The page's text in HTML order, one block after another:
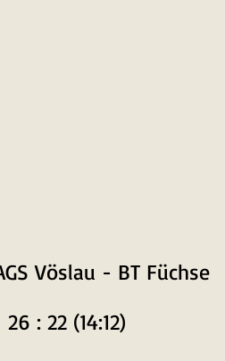
Vöslau - BT Füchse
26 : 22 (14:12)